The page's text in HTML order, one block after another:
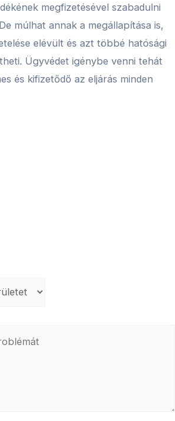
megfizetésével szabadulni
múlhat annak a megállapítása is,
elévült és azt többé hatósági
Ügyvédet igénybe venni tehát
és kifizetődő az eljárás minden